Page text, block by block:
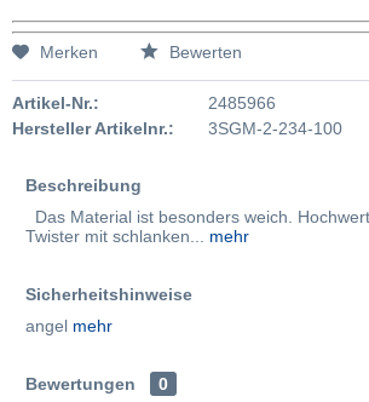
Merken Bewerten
Artikel-Nr.:
2485966
Hersteller Artikelnr.:
3SGM-2-234-100
Beschreibung
Das Material ist besonders weich.
Twister mit schlanken...
mehr
Sicherheitshinweise
angel mehr
Bewertungen
0